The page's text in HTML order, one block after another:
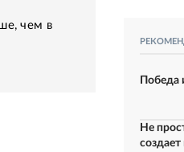
чем в
Победа
Не